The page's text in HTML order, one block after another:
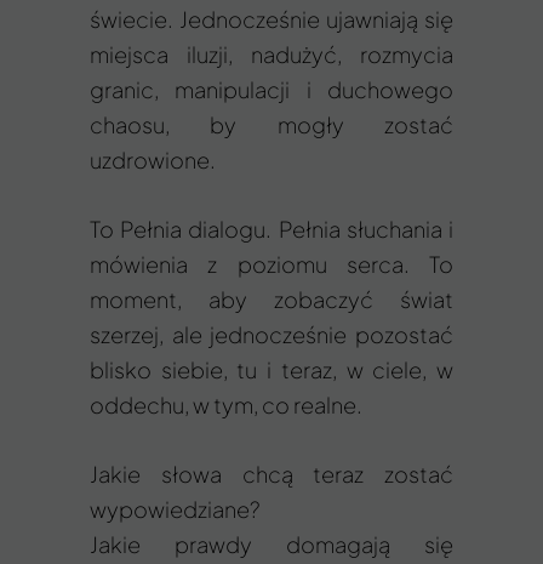
świecie. Jednocześnie ujawniają się
miejsca iluzji, nadużyć, rozmycia
granic, manipulacji i duchowego
chaosu, by mogły zostać
uzdrowione.
To Pełnia dialogu. Pełnia słuchania i
mówienia z poziomu serca. To
moment, aby zobaczyć świat
szerzej, ale jednocześnie pozostać
blisko siebie, tu i teraz, w ciele, w
oddechu, w tym, co realne.
Jakie słowa chcą teraz zostać
wypowiedziane?
Jakie prawdy domagają się